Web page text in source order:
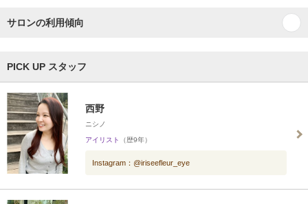
サロンの利用傾向
PICK UP スタッフ
西野
ニシノ
アイリスト （歴9年）
Instagram：@iriseefleur_eye